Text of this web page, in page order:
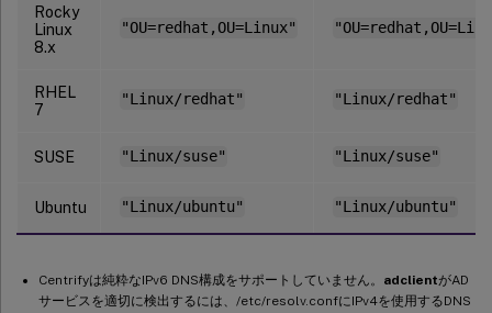
Rocky
Linux
8.x
"OU=redhat,OU=Linux"
RHEL
7
"Linux/redhat" "Linux/redhat"
SUSE "Linux/suse" "Linux/suse"
Ubuntu "Linux/ubuntu" "Linux/ubuntu"
Centrifyは純粋なIPv6 DNS構成をサポートしていません。 adclientがAD
サービスを適切に検出するには、/etc/resolv.confにIPv4を使用するDNS